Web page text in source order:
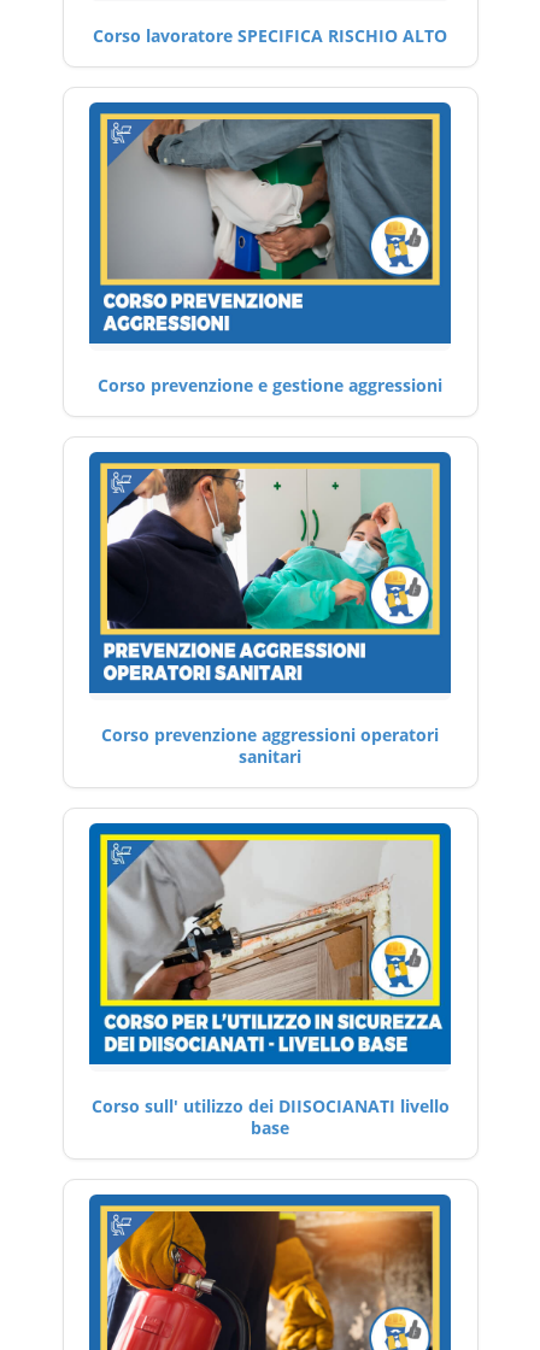
Corso lavoratore SPECIFICA RISCHIO ALTO
Corso prevenzione e gestione aggressioni
Corso prevenzione aggressioni operatori
sanitari
Corso sull' utilizzo dei DIISOCIANATI livello
base